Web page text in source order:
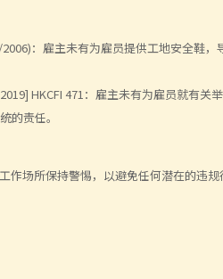
：雇主未有为雇员提供工地安全鞋
HKCFI 471：雇主未有为雇员就有关
的责任。
场所保持警惕，以避免任何潜在的违规